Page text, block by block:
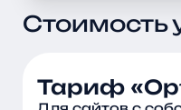
Стоимость
Тариф